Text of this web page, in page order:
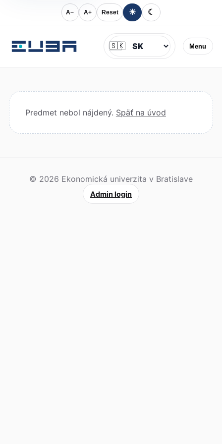
A− A+ Reset ☀ ☾
Menu
Jazyk
🇸🇰
Predmet nebol nájdený. Späť na úvod
© 2026 Ekonomická univerzita v Bratislave
Admin login